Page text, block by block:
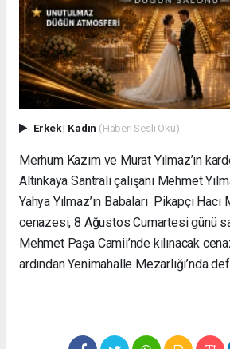
Erkek| Kadın (Haberi Sesli Oku)
Merhum Kazım ve Murat Yılmaz’ın
Altınkaya Santrali çalışanı Mehmet
Yahya Yılmaz’ın Babaları Pikapçı Hacı
cenazesi, 8 Ağustos Cumartesi günü
Mehmet Paşa Camii’nde kılınacak
ardından Yenimahalle Mezarlığı’nda